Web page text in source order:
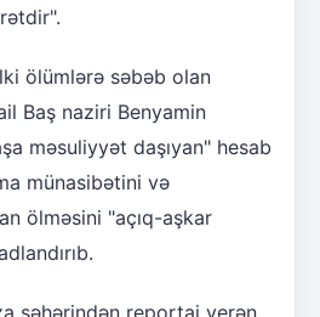
ölümlərə səbəb olan
Baş naziri Benyamin
məsuliyyət daşıyan" hesab
münasibətini və
ölməsini "açıq-aşkar
şəhərindən reportaj verən